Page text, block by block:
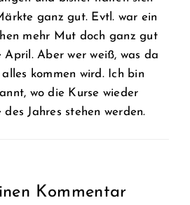
ganz gut. Evtl. war ein
mehr Mut doch ganz gut
April. Aber wer weiß, was da
alles kommen wird. Ich bin
wo die Kurse wieder
des Jahres stehen werden.
Kommentar